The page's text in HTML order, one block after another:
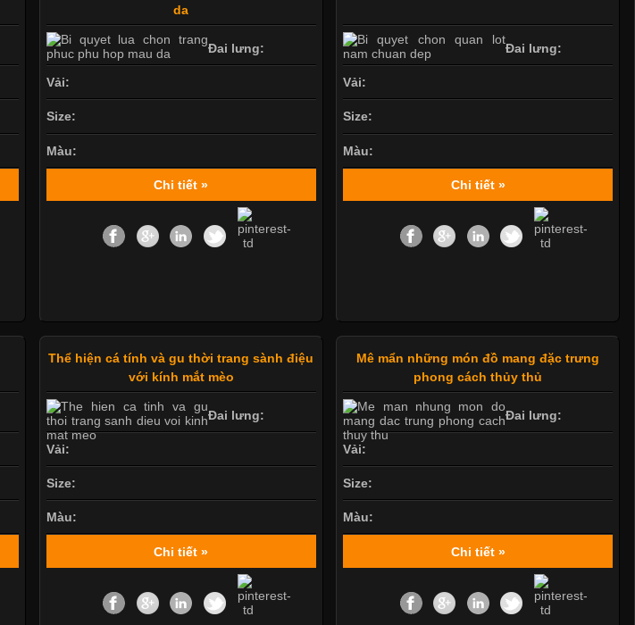
da
Đai lưng:
Vải:
Size:
Màu:
Chi tiết »
Đai lưng:
Vải:
Size:
Màu:
Chi tiết »
Thể hiện cá tính và gu thời trang sành điệu
với kính mắt mèo
Đai lưng:
Vải:
Size:
Màu:
Chi tiết »
Mê mẩn những món đồ mang đặc trưng
phong cách thủy thủ
Đai lưng:
Vải:
Size:
Màu:
Chi tiết »